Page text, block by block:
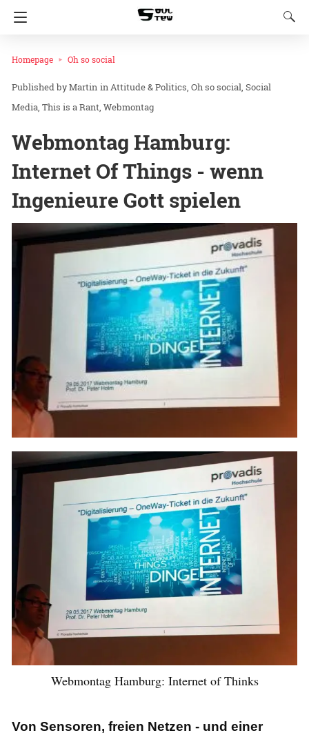
Homepage Oh so social
Martin inAttitude & Politics Oh so social Social
Media This is a Rant Webmontag
Webmontag Hamburg:
Internet Of Things - wenn
Ingenieure Gott spielen
Webmontag Hamburg: Internet of Thinks
Von Sensoren, freien Netzen - und einer